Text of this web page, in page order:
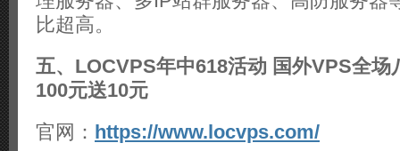
比超高。
五、LOCVPS年中618活动 国外VPS全场
100元送10元
官网： https://www.locvps.com/